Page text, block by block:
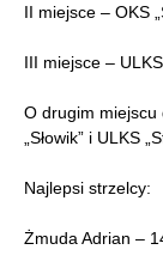
II miejsce – OKS
III miejsce –
O drugim miejscu
„Słowik” i ULKS
Najlepsi strzelcy:
Żmuda Adrian –